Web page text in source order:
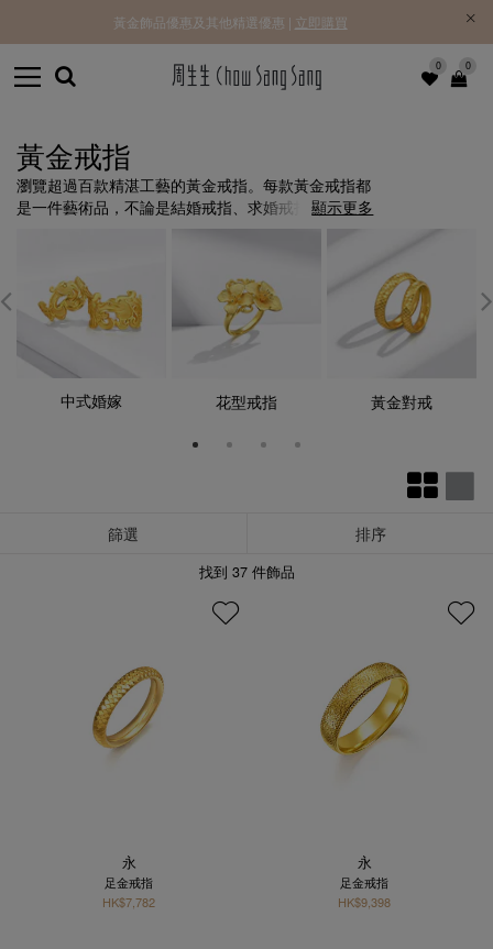
0 0
黃金飾品優惠及其他精選優惠 | 立即購買
黃金戒指
瀏覽超過百款精湛工藝的黃金戒指。每款黃金戒指都
是一件藝術品，不論是結婚戒指、求婚戒指、對戒或
日常款式，都得完美展現您的愛意並提升風格。
顯示更多
中式婚嫁 花型戒指 黃金對戒
篩選 排序
找到 37件飾品
永
足金戒指
HK$7,782
永
足金戒指
HK$9,398